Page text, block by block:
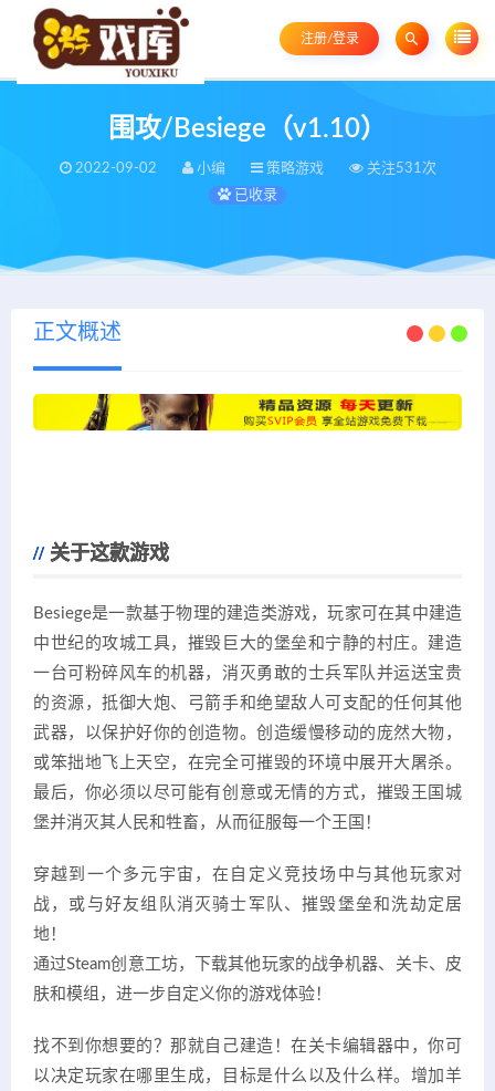
注册/登录
围攻/Besiege（v1.10）
2022-09-02 小编 策略游戏
关注531次
已收录
正文概述
关于这款游戏
Besiege是一款基于物理的建造类游戏，玩家可在其中建造
中世纪的攻城工具，摧毁巨大的堡垒和宁静的村庄。建造
一台可粉碎风车的机器，消灭勇敢的士兵军队并运送宝贵
的资源，抵御大炮、弓箭手和绝望敌人可支配的任何其他
武器，以保护好你的创造物。创造缓慢移动的庞然大物，
或笨拙地飞上天空，在完全可摧毁的环境中展开大屠杀。
最后，你必须以尽可能有创意或无情的方式，摧毁王国城
堡并消灭其人民和牲畜，从而征服每一个王国！
穿越到一个多元宇宙，在自定义竞技场中与其他玩家对
战，或与好友组队消灭骑士军队、摧毁堡垒和洗劫定居
地！
通过Steam创意工坊，下载其他玩家的战争机器、关卡、皮
肤和模组，进一步自定义你的游戏体验！
找不到你想要的？那就自己建造！在关卡编辑器中，你可
以决定玩家在哪里生成，目标是什么以及什么样。增加羊